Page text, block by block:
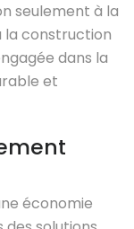
seulement à la
la construction
dans la
et
économie